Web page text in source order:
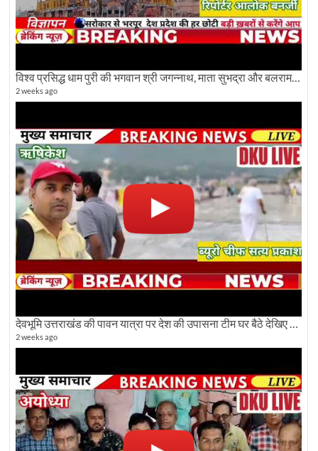
विश्व प्रसिद्ध धाम पुरी की भगवान श्री जगन्नाथ, माता सुभद्रा और बलराम जी की भव्य शोभा यात्रा देखिए
2 weeks ago
देवभूमि उत्तराखंड की पावन यात्रा पर देश की उपासना टीम घर बैठे देखिए अलौकिक दृश्य
2 weeks ago